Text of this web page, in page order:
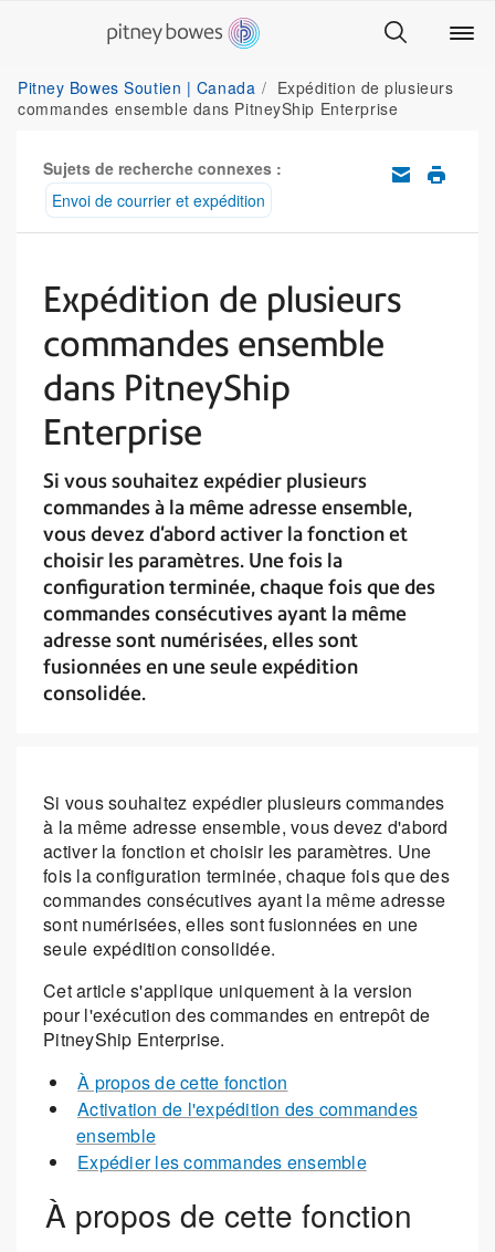
Pitney Bowes Soutien | Canada
Expédition de plusieurs
commandes ensemble dans PitneyShip Enterprise
Sujets de recherche connexes :
Envoi de courrier et expédition
Expédition de plusieurs
commandes ensemble
dans PitneyShip
Enterprise
Si vous souhaitez expédier plusieurs
commandes à la même adresse ensemble,
vous devez d'abord activer la fonction et
choisir les paramètres. Une fois la
configuration terminée, chaque fois que des
commandes consécutives ayant la même
adresse sont numérisées, elles sont
fusionnées en une seule expédition
consolidée.
Si vous souhaitez expédier plusieurs commandes
à la même adresse ensemble, vous devez d'abord
activer la fonction et choisir les paramètres. Une
fois la configuration terminée, chaque fois que des
commandes consécutives ayant la même adresse
sont numérisées, elles sont fusionnées en une
seule expédition consolidée.
Cet article s'applique uniquement à la version
pour l'exécution des commandes en entrepôt de
PitneyShip Enterprise.
À propos de cette fonction
Activation de l'expédition des commandes
ensemble
Expédier les commandes ensemble
À propos de cette fonction